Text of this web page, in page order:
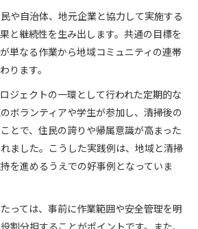
や自治体、地元企業と協力して実施する
と継続性を生み出します。共通の目標を
単なる作業から地域コミュニティの連帯
ります。
ジェクトの一環として行われた定期的な
ボランティアや学生が参加し、清掃後の
とで、住民の誇りや帰属意識が高まった
ました。こうした実践例は、地域と清掃
を進めるうえでの好事例となっていま
っては、事前に作業範囲や安全管理を明